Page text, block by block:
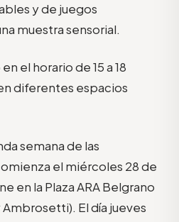
y de juegos
muestra sensorial.
el horario de 15 a 18
diferentes espacios
semana de las
el miércoles 28 de
en la Plaza ARA Belgrano
El día jueves